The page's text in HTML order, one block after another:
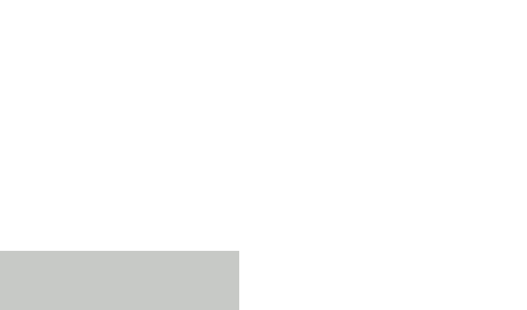
sowie den bewussten Verzicht auf
setzt der glänzend silbern verchromte